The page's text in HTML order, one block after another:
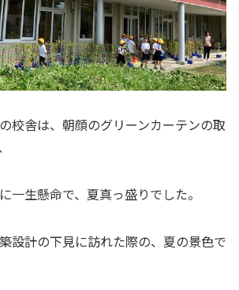
校舎は、朝顔のグリーンカーテンの取
一生懸命で、夏真っ盛りでした。
設計の下見に訪れた際の、夏の景色で